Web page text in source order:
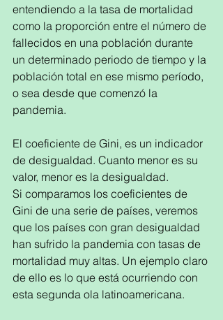
entendiendo a la tasa de mortalidad
como la proporción entre el número de
fallecidos en una población durante
un determinado periodo de tiempo y la
población total en ese mismo período,
o sea desde que comenzó la
pandemia.
El coeficiente de Gini, es un indicador
de desigualdad. Cuanto menor es su
valor, menor es la desigualdad.
Si comparamos los coeficientes de
Gini de una serie de países, veremos
que los países con gran desigualdad
han sufrido la pandemia con tasas de
mortalidad muy altas. Un ejemplo claro
de ello es lo que está ocurriendo con
esta segunda ola latinoamericana.